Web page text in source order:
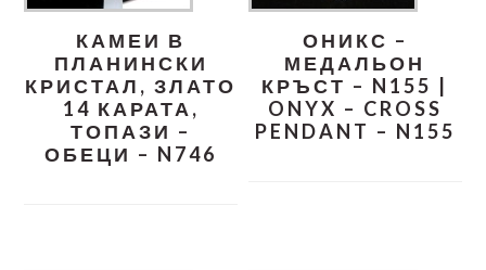
КАМЕИ В
ПЛАНИНСКИ
КРИСТАЛ, ЗЛАТО
14 КАРАТА,
ТОПАЗИ –
ОБЕЦИ – N746
ОНИКС –
МЕДАЛЬОН
КРЪСТ – N155 |
ONYX – CROSS
PENDANT – N155